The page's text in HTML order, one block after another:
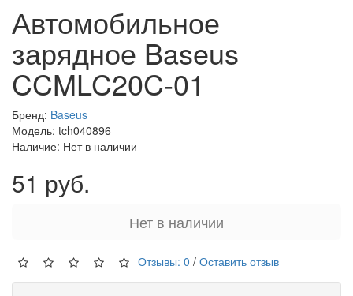
Автомобильное
зарядное Baseus
CCMLC20C-01
Бренд: Baseus
Модель: tch040896
Наличие: Нет в наличии
51 руб.
Нет в наличии
Отзывы: 0 / Оставить отзыв